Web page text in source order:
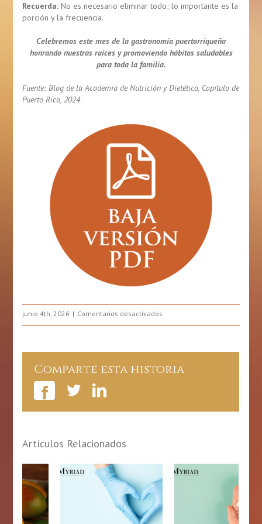
Recuerda: No es necesario eliminar todo; lo importante es la
porción y la frecuencia.
Celebremos este mes de la gastronomía puertorriqueña
honrando nuestras raíces y promoviendo hábitos saludables
para toda la familia.
Fuente: Blog de la Academia de Nutrición y Dietética, Capítulo de
Puerto Rico, 2024
junio 4th, 2026 Comentarios desactivados
Junio,
gastronomía
Comparte esta historia
Artículos Relacionados